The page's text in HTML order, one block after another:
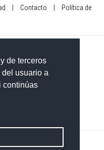
de terceros
usuario a
continúas
Contacto
Política de
Todos los derechos